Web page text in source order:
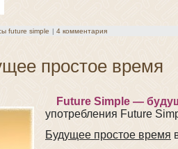
future simple | 4 комментария
простое время
Future Simple —
употребления Future
Будущее простое время